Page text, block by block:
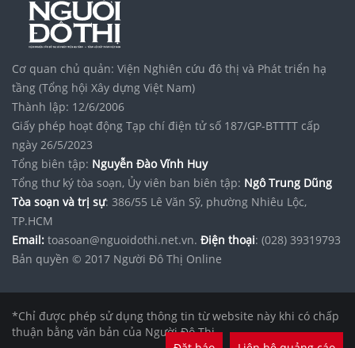
Cơ quan chủ quản: Viện Nghiên cứu đô thị và Phát triển hạ
tầng (Tổng hội Xây dựng Việt Nam)
Thành lập: 12/6/2006
Giấy phép hoạt động Tạp chí điện tử số 187/GP-BTTTT cấp
ngày 26/5/2023
Tổng biên tập: Nguyễn Đào Vĩnh Huy
Tổng thư ký tòa soạn, Ủy viên ban biên tập: Ngô Trung Dũng
Tòa soạn và trị sự: 386/55 Lê Văn Sỹ, phường Nhiêu Lộc,
TP.HCM
Email: toasoan@nguoidothi.net.vn. Điện thoại: (028) 39319793
Bản quyền © 2017 Người Đô Thị Online
*Chỉ được phép sử dụng thông tin từ website này khi có chấp
thuận bằng văn bản của Người Đô Thị.